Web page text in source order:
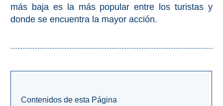
QUÉ
➜
Buceo
Acuáticos
más baja es la más popular entre los turistas y
donde se encuentra la mayor acción.
Contenidos de esta Página